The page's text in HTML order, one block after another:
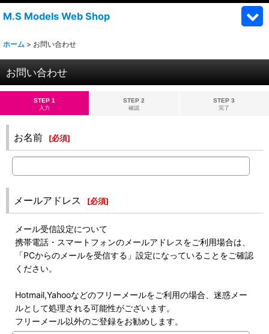
M.S Models Web Shop
ホーム > お問い合わせ
お問い合わせ
STEP 1
入力
STEP 2
確認
STEP 3
完了
お名前 [必須]
メールアドレス [必須]
メール受信設定について
携帯電話・スマートフォンのメールアドレスをご利用場合は、
「PCからのメールを受信する」設定になっていることをご確認
ください。
Hotmail,Yahooなどのフリーメールをご利用の場合、迷惑メー
ルとして処理される可能性がございます。
フリーメール以外のご登録をお勧めします。